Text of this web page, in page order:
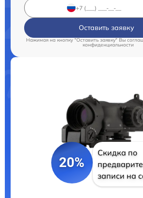
Оставить заявку
Нажимая на кнопку "Оставить заявку" Вы
конфиденциальности
20%
Скидка по
записи на